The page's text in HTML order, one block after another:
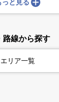
っと見る
路線から探す
エリア一覧